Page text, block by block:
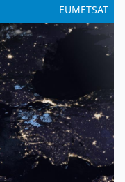
EUMETSAT